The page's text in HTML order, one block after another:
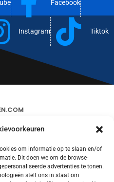
om informatie op te slaan en/of
Dit doen we om de browse-
advertenties te tonen.
stelt ons in staat om
Facebook
Instagram Tiktok